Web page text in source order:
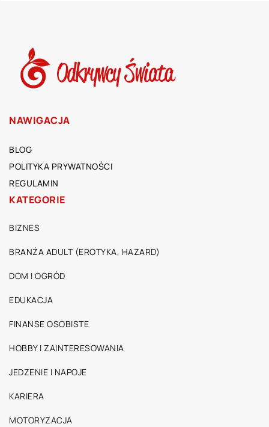
NAWIGACJA
BLOG
POLITYKA PRYWATNOŚCI
REGULAMIN
KATEGORIE
BIZNES
BRANŻA ADULT (EROTYKA, HAZARD)
DOM I OGRÓD
EDUKACJA
FINANSE OSOBISTE
HOBBY I ZAINTERESOWANIA
JEDZENIE I NAPOJE
KARIERA
MOTORYZACJA